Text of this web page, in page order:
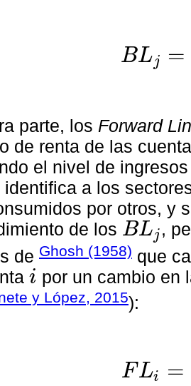
BLj =
BLj=∑i=1 ajbij
parte, los Forward
de renta de las
el nivel de
identifica a los
por otros, y
de los BLj
BLj
,
de Ghosh (1958) que
i
i
por un cambio en
y López, 2015):
FLi =
FL =∑j=1 ajδi